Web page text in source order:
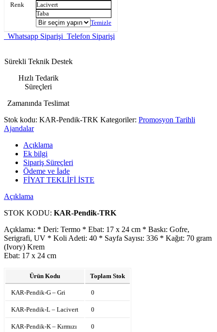
Renk
Lacivert
Taba
Temizle
Whatsapp Siparişi Telefon Siparişi
Sürekli Teknik Destek
Hızlı Tedarik
Süreçleri
Zamanında Teslimat
Stok kodu: KAR-Pendik-TRK Kategoriler: Promosyon Tarihli
Ajandalar
Açıklama
Ek bilgi
Sipariş Süreçleri
Ödeme ve İade
FİYAT TEKLİFİ İSTE
Açıklama
STOK KODU: KAR-Pendik-TRK
Açıklama: * Deri: Termo * Ebat: 17 x 24 cm * Baskı: Gofre,
Serigrafi, UV * Koli Adeti: 40 * Sayfa Sayısı: 336 * Kağıt: 70 gram
(Ivory) Krem
Ebat: 17 x 24 cm
Ürün Kodu Toplam Stok
KAR-Pendik-G – Gri 0
KAR-Pendik-L – Lacivert 0
KAR-Pendik-K – Kırmızı 0